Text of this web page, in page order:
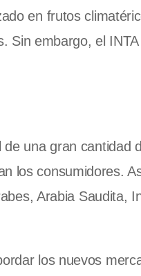
en frutos
Sin embargo, el
de una gran cantidad
los consumidores.
Arabia Saudita,
los nuevos